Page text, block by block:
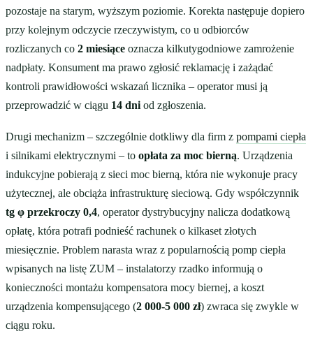
pozostaje na starym, wyższym poziomie. Korekta następuje dopiero
przy kolejnym odczycie rzeczywistym, co u odbiorców
rozliczanych co 2 miesiące oznacza kilkutygodniowe zamrożenie
nadpłaty. Konsument ma prawo zgłosić reklamację i zażądać
kontroli prawidłowości wskazań licznika – operator musi ją
przeprowadzić w ciągu 14 dni od zgłoszenia.
Drugi mechanizm – szczególnie dotkliwy dla firm z pompami ciepła
i silnikami elektrycznymi – to opłata za moc bierną. Urządzenia
indukcyjne pobierają z sieci moc bierną, która nie wykonuje pracy
użytecznej, ale obciąża infrastrukturę sieciową. Gdy współczynnik
tg φ przekroczy 0,4, operator dystrybucyjny nalicza dodatkową
opłatę, która potrafi podnieść rachunek o kilkaset złotych
miesięcznie. Problem narasta wraz z popularnością pomp ciepła
wpisanych na listę ZUM – instalatorzy rzadko informują o
konieczności montażu kompensatora mocy biernej, a koszt
urządzenia kompensującego (2 000-5 000 zł) zwraca się zwykle w
ciągu roku.